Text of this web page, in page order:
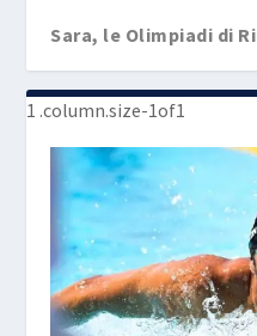
Sara, le Olimpiadi di